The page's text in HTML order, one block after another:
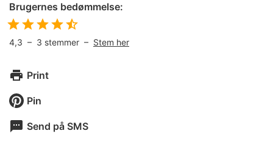
Brugernes bedømmelse:
4,3 – 3 stemmer – Stem her
Print
Pin
Send på SMS